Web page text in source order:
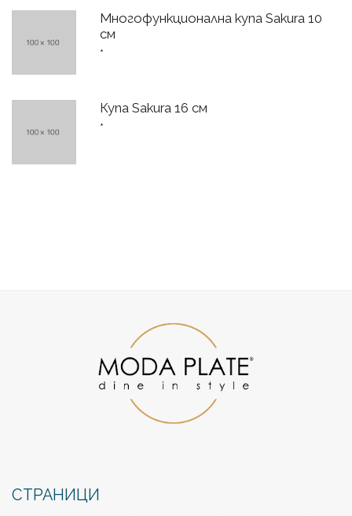
Многофункционална купа Sakura 10
см
*
Купа Sakura 16 см
*
СТРАНИЦИ